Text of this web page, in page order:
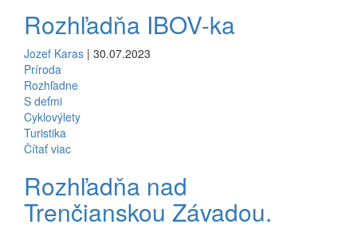
Rozhľadňa IBOV-ka
Jozef Karas | 30.07.2023
Príroda
Rozhľadne
S deťmi
Cyklovýlety
Turistika
Čítať viac
Rozhľadňa nad
Trenčianskou Závadou.